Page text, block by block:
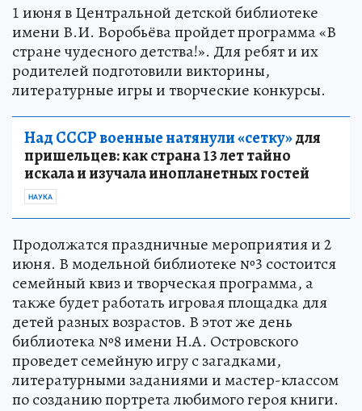
1 июня в Центральной детской библиотеке
имени В.И. Воробьёва пройдет программа «В
стране чудесного детства!». Для ребят и их
родителей подготовили викторины,
литературные игры и творческие конкурсы.
Над СССР военные натянули «сетку»для
пришельцев: как страна 13 лет тайно
искала и изучала инопланетных гостей
НАУКА
Продолжатся праздничные мероприятия и 2
июня. В модельной библиотеке №3 состоится
семейный квиз и творческая программа, а
также будет работать игровая площадка для
детей разных возрастов. В этот же день
библиотека №8 имени Н.А. Островского
проведет семейную игру с загадками,
литературными заданиями и мастер-классом
по созданию портрета любимого героя книги.